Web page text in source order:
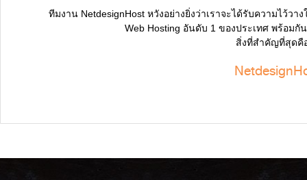
ทีมงาน NetdesignHost หวังอย่างยิ่งว่าเราจะได้รับความไว้วา
Web Hosting อันดับ 1 ของประเทศ พร้อม
สิ่งที่สำคัญที่สุดคื